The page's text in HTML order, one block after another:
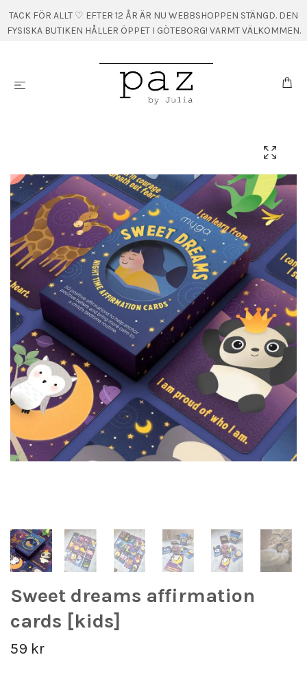
TACK FÖR ALLT ♡ EFTER 12 ÅR ÄR NU WEBBSHOPPEN STÄNGD. DEN
FYSISKA BUTIKEN HÅLLER ÖPPET I GÖTEBORG! VARMT VÄLKOMMEN.
Sweet dreams affirmation
cards [kids]
59 kr